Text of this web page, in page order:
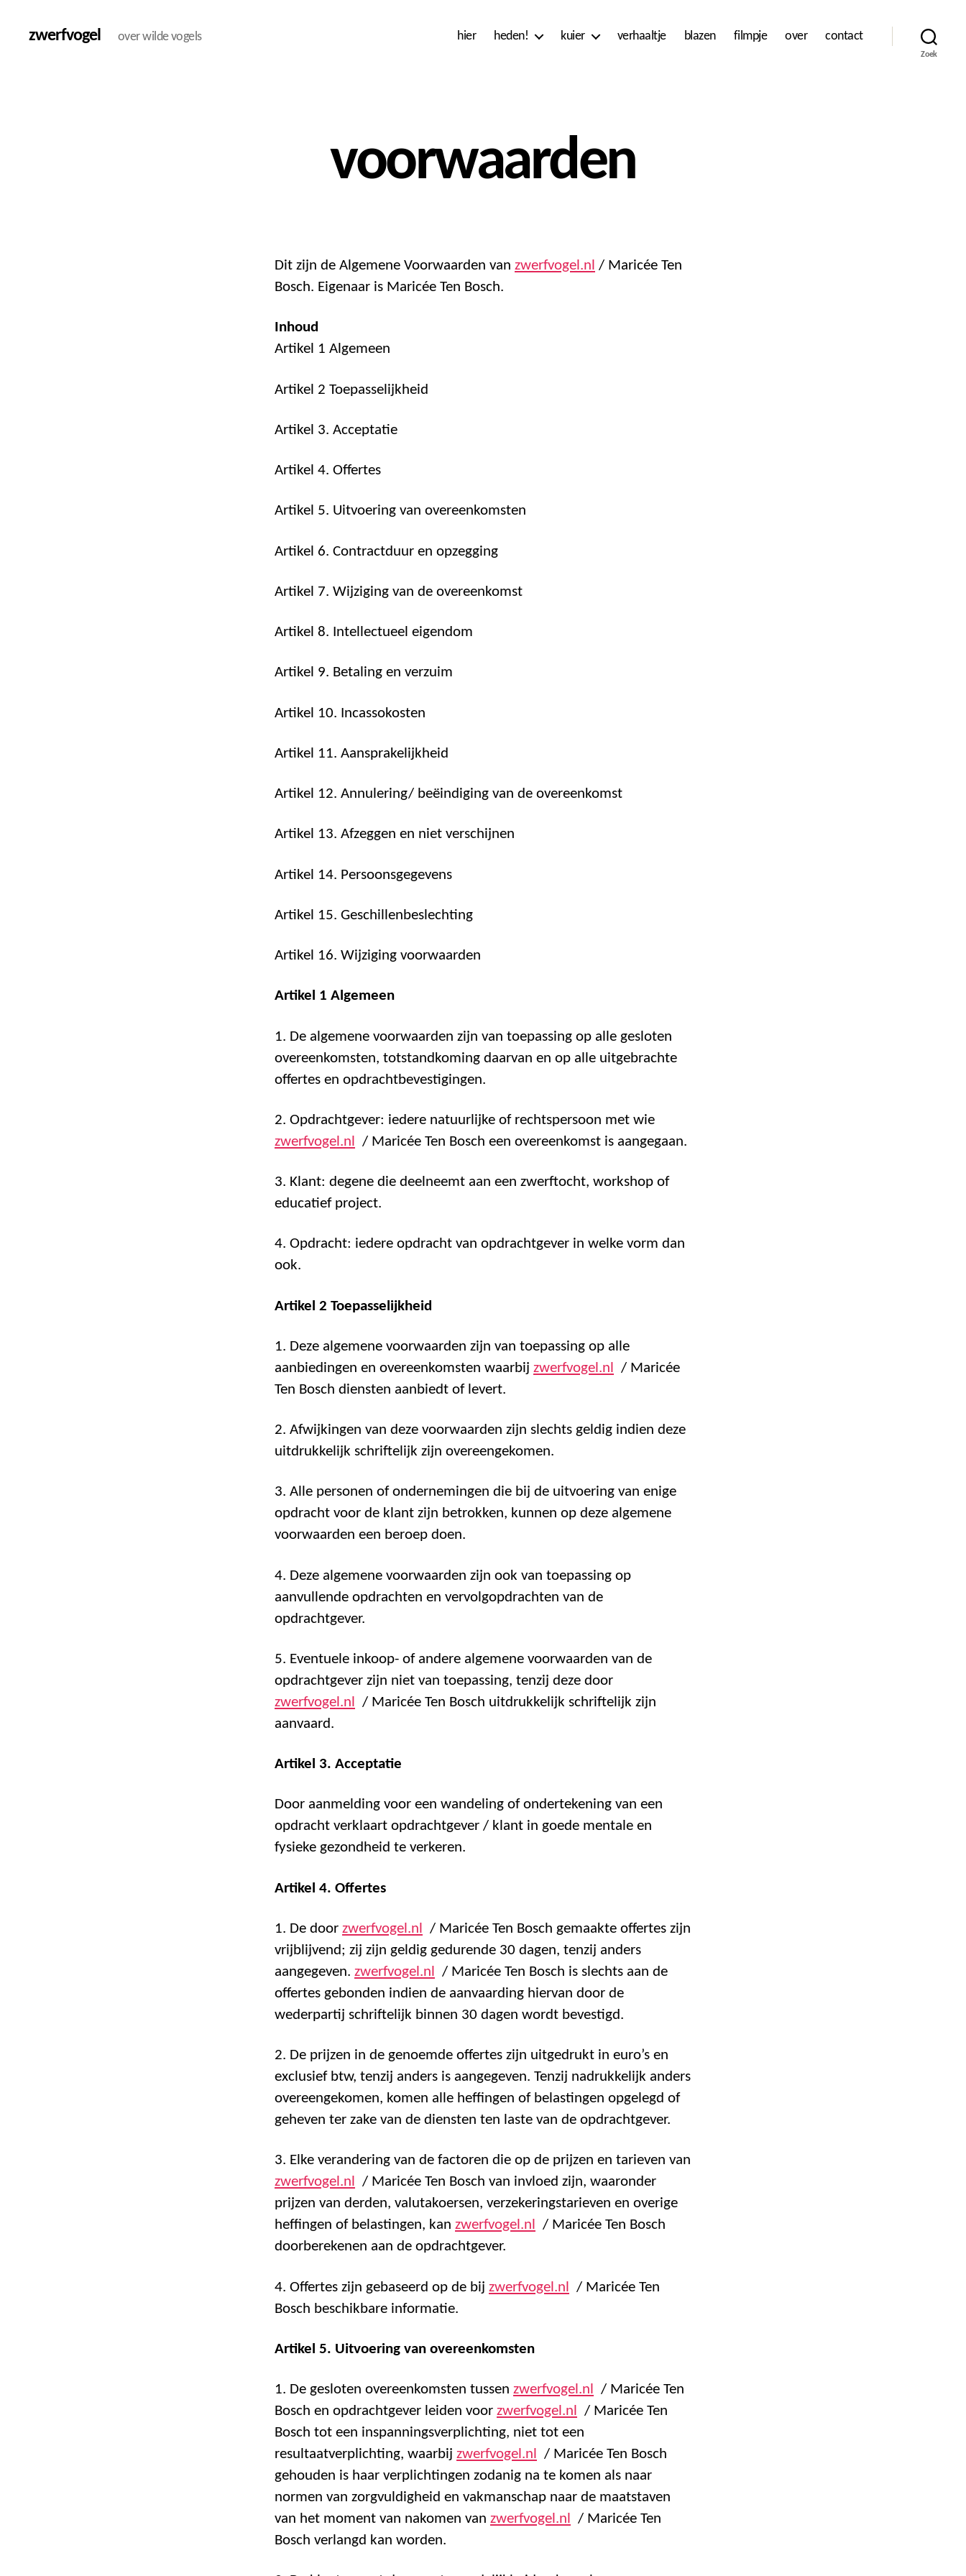
zwerfvogel over wilde vogels hier heden! kuier verhaaltje blazen filmpje over contact
Zoek
voorwaarden
Dit zijn de Algemene Voorwaarden van zwerfvogel.nl / Maricée Ten
Bosch. Eigenaar is Maricée Ten Bosch.
Inhoud
Artikel 1 Algemeen
Artikel 2 Toepasselijkheid
Artikel 3. Acceptatie
Artikel 4. Offertes
Artikel 5. Uitvoering van overeenkomsten
Artikel 6. Contractduur en opzegging
Artikel 7. Wijziging van de overeenkomst
Artikel 8. Intellectueel eigendom
Artikel 9. Betaling en verzuim
Artikel 10. Incassokosten
Artikel 11. Aansprakelijkheid
Artikel 12. Annulering/ beëindiging van de overeenkomst
Artikel 13. Afzeggen en niet verschijnen
Artikel 14. Persoonsgegevens
Artikel 15. Geschillenbeslechting
Artikel 16. Wijziging voorwaarden
Artikel 1 Algemeen
1. De algemene voorwaarden zijn van toepassing op alle gesloten
overeenkomsten, totstandkoming daarvan en op alle uitgebrachte
offertes en opdrachtbevestigingen.
2. Opdrachtgever: iedere natuurlijke of rechtspersoon met wie
zwerfvogel.nl
/ Maricée Ten Bosch een overeenkomst is aangegaan.
3. Klant: degene die deelneemt aan een zwerftocht, workshop of
educatief project.
4. Opdracht: iedere opdracht van opdrachtgever in welke vorm dan
ook.
Artikel 2 Toepasselijkheid
1. Deze algemene voorwaarden zijn van toepassing op alle
aanbiedingen en overeenkomsten waarbij zwerfvogel.nl
/ Maricée
Ten Bosch diensten aanbiedt of levert.
2. Afwijkingen van deze voorwaarden zijn slechts geldig indien deze
uitdrukkelijk schriftelijk zijn overeengekomen.
3. Alle personen of ondernemingen die bij de uitvoering van enige
opdracht voor de klant zijn betrokken, kunnen op deze algemene
voorwaarden een beroep doen.
4. Deze algemene voorwaarden zijn ook van toepassing op
aanvullende opdrachten en vervolgopdrachten van de
opdrachtgever.
5. Eventuele inkoop- of andere algemene voorwaarden van de
opdrachtgever zijn niet van toepassing, tenzij deze door
zwerfvogel.nl
/ Maricée Ten Bosch uitdrukkelijk schriftelijk zijn
aanvaard.
Artikel 3. Acceptatie
Door aanmelding voor een wandeling of ondertekening van een
opdracht verklaart opdrachtgever / klant in goede mentale en
fysieke gezondheid te verkeren.
Artikel 4. Offertes
1. De door zwerfvogel.nl
/ Maricée Ten Bosch gemaakte offertes zijn
vrijblijvend; zij zijn geldig gedurende 30 dagen, tenzij anders
aangegeven. zwerfvogel.nl
/ Maricée Ten Bosch is slechts aan de
offertes gebonden indien de aanvaarding hiervan door de
wederpartij schriftelijk binnen 30 dagen wordt bevestigd.
2. De prijzen in de genoemde offertes zijn uitgedrukt in euro’s en
exclusief btw, tenzij anders is aangegeven. Tenzij nadrukkelijk anders
overeengekomen, komen alle heffingen of belastingen opgelegd of
geheven ter zake van de diensten ten laste van de opdrachtgever.
3. Elke verandering van de factoren die op de prijzen en tarieven van
zwerfvogel.nl / Maricée Ten Bosch van invloed zijn, waaronder
prijzen van derden, valutakoersen, verzekeringstarieven en overige
heffingen of belastingen, kan zwerfvogel.nl / Maricée Ten Bosch
doorberekenen aan de opdrachtgever.
4. Offertes zijn gebaseerd op de bij zwerfvogel.nl
/ Maricée Ten
Bosch beschikbare informatie.
Artikel 5. Uitvoering van overeenkomsten
1. De gesloten overeenkomsten tussen zwerfvogel.nl
/ Maricée Ten
Bosch en opdrachtgever leiden voor zwerfvogel.nl
/ Maricée Ten
Bosch tot een inspanningsverplichting, niet tot een
resultaatverplichting, waarbij zwerfvogel.nl
/ Maricée Ten Bosch
gehouden is haar verplichtingen zodanig na te komen als naar
normen van zorgvuldigheid en vakmanschap naar de maatstaven
van het moment van nakomen van zwerfvogel.nl
/ Maricée Ten
Bosch verlangd kan worden.